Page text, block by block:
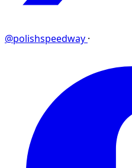
@polishspeedway ·